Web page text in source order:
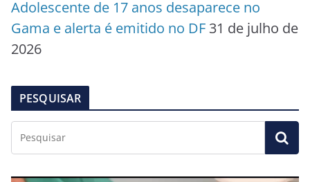
Adolescente de 17 anos desaparece no
Gama e alerta é emitido no DF 31 de julho de
2026
PESQUISAR